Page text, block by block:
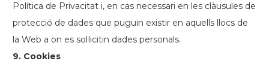
Política de Privacitat i, en cas necessari en les clàusules de
protecció de dades que puguin existir en aquells llocs de
la Web a on es sol·licitin dades personals.
9. Cookies